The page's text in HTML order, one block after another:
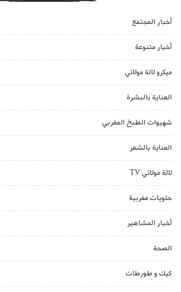
أخبار المجتمع
أخبار متنوعة
ميكرو لالة مولاتي
العناية بالبشرة
شهيوات الطبخ المغربي
العناية بالشعر
لالة مولاتي TV
حلويات مغربية
أخبار المشاهير
الصحة
كيك و طورطات